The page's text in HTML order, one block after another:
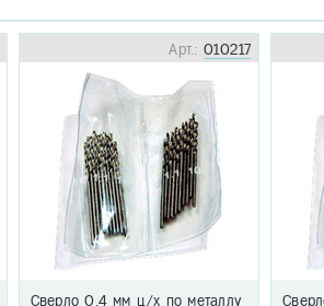
Арт.: 010217
Сверло 0,4 мм ц/х по металлу